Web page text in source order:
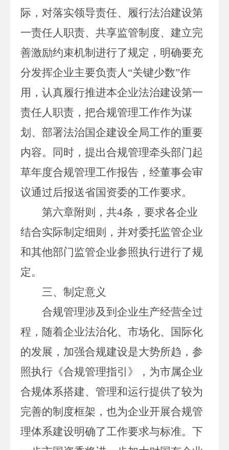
际，对落实领导责任、履行法治建设第
一责任人职责、共享监管制度、建立完
善激励约束机制进行了规定，明确要充
分发挥企业主要负责人“关键少数”作
用，认真履行推进本企业法治建设第一
责任人职责，把合规管理工作作为谋
划、部署法治国企建设全局工作的重要
内容。同时，提出合规管理牵头部门起
草年度合规管理工作报告，经董事会审
议通过后报送省国资委的工作要求。
第六章附则，共4条，要求各企业
结合实际制定细则，并对委托监管企业
和其他部门监管企业参照执行进行了规
定。
三、制定意义
合规管理涉及到企业生产经营全过
程，随着企业法治化、市场化、国际化
的发展，加强合规建设是大势所趋， 参
照执行 《合规管理指引》，为市属企业
合规体系搭建、管理和运行提供了较为
完善的制度框架，也为企业开展合规管
理体系建设明确了工作要求与标准。下